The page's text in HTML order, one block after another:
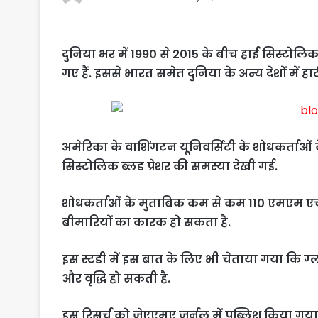
दुनिया भर में 1990 से 2015 के बीच हाई
गए हैं. इससे भारत समेत दुनिया के अन्य देशों में
अमेरिका के वाशिंगटन यूनिवर्सिटी के
सिस्टोलिक ब्लड प्रेशर की समस्‍या देखी गई.
शोधकर्ताओं के मुताबिक कम से कम 110 एमएम
बीमारियों का कारक हो सकता है.
इस स्‍टडी में इस बात के लिए भी चेताया गया
और वृद्धि हो सकती है.